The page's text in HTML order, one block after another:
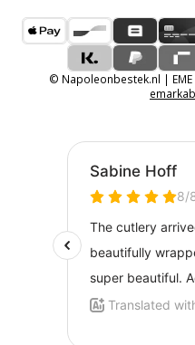
© Napoleonbestek.nl |